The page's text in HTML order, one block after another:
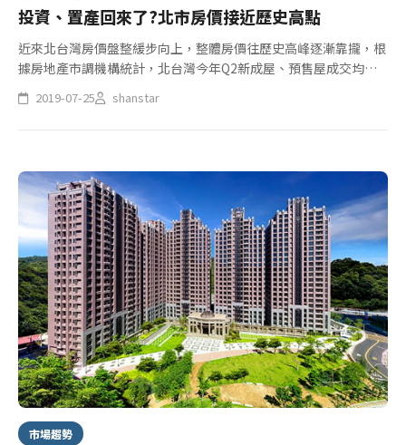
投資、置產回來了?北市房價接近歷史高點
近來北台灣房價盤整緩步向上，整體房價往歷史高峰逐漸靠攏，根
據房地產市調機構統計，北台灣今年Q2新成屋、預售屋成交均價
漲多跌少，其中台北市Q2房價是2016年Q4以來最高價，業者指
出，北市房市因投資、置產需求升溫，預售新案多的行政區帶頭領
2019-07-25 shanstar
市場趨勢